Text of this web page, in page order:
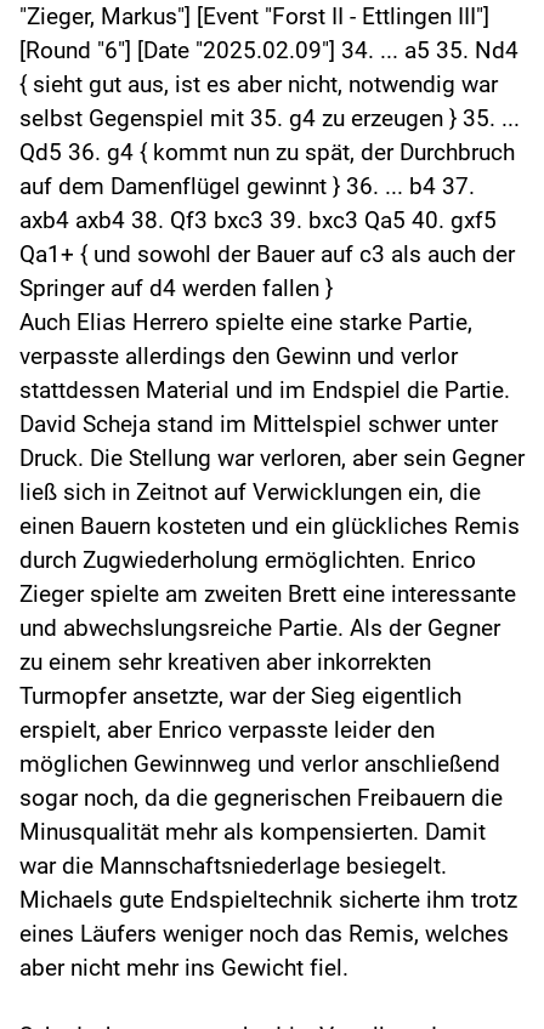
"Zieger, Markus"] [Event "Forst II - Ettlingen III"]
[Round "6"] [Date "2025.02.09"] 34. ... a5 35. Nd4
{ sieht gut aus, ist es aber nicht, notwendig war
selbst Gegenspiel mit 35. g4 zu erzeugen } 35. ...
Qd5 36. g4 { kommt nun zu spät, der Durchbruch
auf dem Damenflügel gewinnt } 36. ... b4 37.
axb4 axb4 38. Qf3 bxc3 39. bxc3 Qa5 40. gxf5
Qa1+ { und sowohl der Bauer auf c3 als auch der
Springer auf d4 werden fallen }
Auch Elias Herrero spielte eine starke Partie,
verpasste allerdings den Gewinn und verlor
stattdessen Material und im Endspiel die Partie.
David Scheja stand im Mittelspiel schwer unter
Druck. Die Stellung war verloren, aber sein Gegner
ließ sich in Zeitnot auf Verwicklungen ein, die
einen Bauern kosteten und ein glückliches Remis
durch Zugwiederholung ermöglichten. Enrico
Zieger spielte am zweiten Brett eine interessante
und abwechslungsreiche Partie. Als der Gegner
zu einem sehr kreativen aber inkorrekten
Turmopfer ansetzte, war der Sieg eigentlich
erspielt, aber Enrico verpasste leider den
möglichen Gewinnweg und verlor anschließend
sogar noch, da die gegnerischen Freibauern die
Minusqualität mehr als kompensierten. Damit
war die Mannschaftsniederlage besiegelt.
Michaels gute Endspieltechnik sicherte ihm trotz
eines Läufers weniger noch das Remis, welches
aber nicht mehr ins Gewicht fiel.